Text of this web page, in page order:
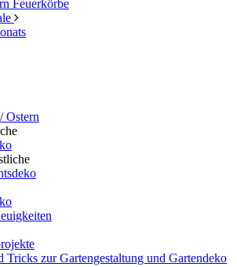
Feuerkörbe
Ostern
Tricks zur Gartengestaltung und Gartendeko